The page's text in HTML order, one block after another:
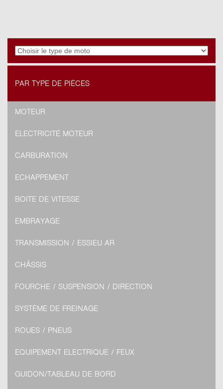
PAR TYPE DE PIÈCES
MOTEUR
ELECTRICITÉ MOTEUR
CARBURATION
ECHAPPEMENT
BOITE DE VITESSE
EMBRAYAGE
TRANSMISSION / ESSIEU AR
CHÂSSIS
FOURCHE / SUSPENSION / DIRECTION
SYSTÈME DE FREINAGE
ROUES / PNEUS
EQUIPEMENT ELECTRIQUE / FEUX
GUIDON/TABLEAU DE BORD